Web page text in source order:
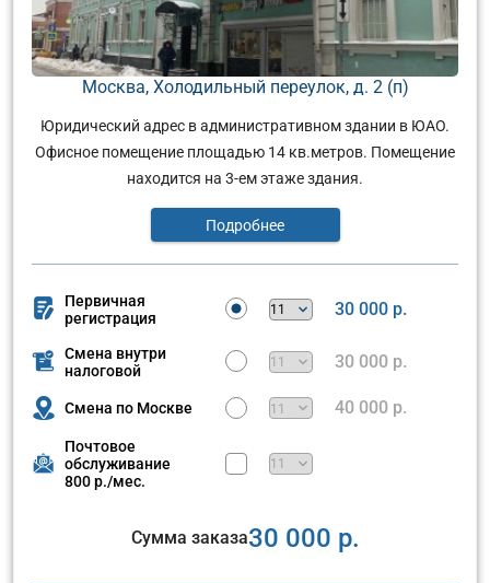
Москва, Холодильный переулок, д. 2 (п)
Юридический адрес в административном здании в ЮАО.
Офисное помещение площадью 14 кв.метров. Помещение
находится на 3-ем этаже здания.
Подробнее
Первичная
регистрация
30 000 р.
Смена внутри
налоговой
30 000 р.
Смена по Москве 40 000 р.
Почтовое
обслуживание
800 р./мес.
Сумма заказа30 000 р.